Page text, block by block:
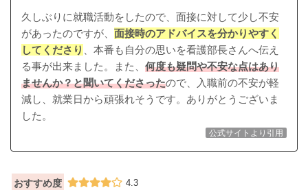
久しぶりに就職活動をしたので、面接に対して少し不安
があったのですが、 面接時のアドバイスを分かりやすく
してくださり
、本番も自分の思いを看護部長さんへ伝え
る事が出来ました。また、 何度も疑問や不安な点はあり
ませんか？と聞いてくださったので、入職前の不安が軽
減し、就業日から頑張れそうです。ありがとうございま
した。
公式サイトより引用
おすすめ度 4.3